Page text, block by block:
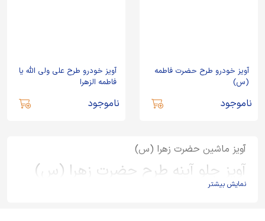
آویز خودرو طرح حضرت فاطمه
(س)
ناموجود
آویز خودرو طرح علی ولی الله یا
فاطمه الزهرا
ناموجود
آویز ماشین حضرت زهرا (س)
آویز جلو آینه طرح حضرت زهرا (س)
آویز آینه ماشین یک وسیله تزئینی است که میتواند جنبه فرهنگی و
نمایش بیشتر